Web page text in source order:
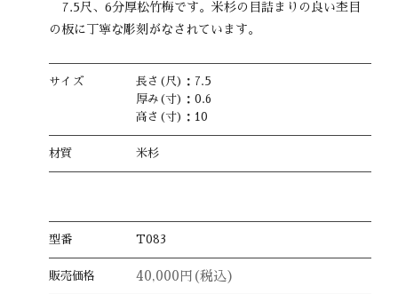
7.5尺、6分厚松竹梅です。米杉の目詰まりの良い杢目
の板に丁寧な彫刻がなされています。
サイズ
長さ(尺)：7.5
厚み(寸)：0.6
高さ(寸)：10
材質 米杉
型番 T083
販売価格 40,000円(税込)